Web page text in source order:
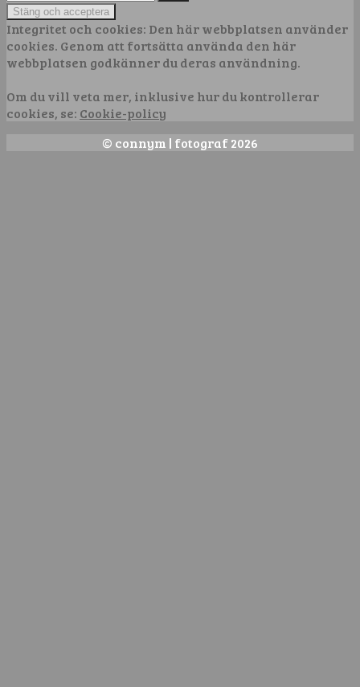
efter:
Integritet och cookies: Den här webbplatsen använder
cookies. Genom att fortsätta använda den här
webbplatsen godkänner du deras användning.
Om du vill veta mer, inklusive hur du kontrollerar
cookies, se: Cookie-policy
© connym | fotograf 2026